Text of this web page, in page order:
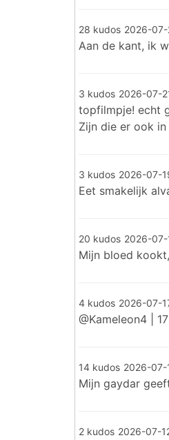
28 kudos 2026-
Aan de kant, ik
3 kudos 2026-07-
topfilmpje! echt
Zijn die er ook in
3 kudos 2026-07-
Eet smakelijk
20 kudos 2026-07-
Mijn bloed
4 kudos 2026-07-
@Kameleon4 |
14 kudos 2026-07-
Mijn gaydar
2 kudos 2026-07-